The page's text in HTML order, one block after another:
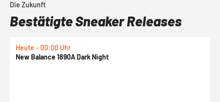
Die Zukunft
Bestätigte Sneaker Releases
Heute - 00:00 Uhr
New Balance 1890A Dark Night